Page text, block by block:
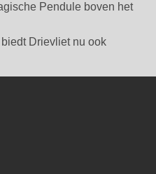
Pendule boven het
Drievliet nu ook